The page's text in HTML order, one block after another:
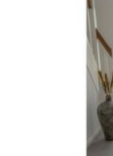
Koridorivaip